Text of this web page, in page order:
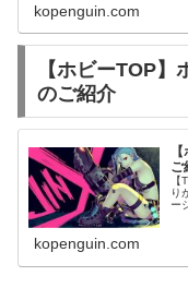
kopenguin.com
【ホビーTOP
のご紹介
ご
り
ー
kopenguin.com